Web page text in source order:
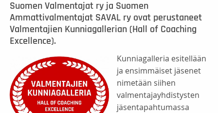
Suomen Valmentajat ry ja Suomen
Ammattivalmentajat SAVAL ry ovat perustaneet
Valmentajien Kunniagallerian (Hall of Coaching
Excellence).
Kunniagalleria esitellään
ja ensimmäiset jäsenet
nimetään siihen
valmentajayhdistysten
jäsentapahtumassa